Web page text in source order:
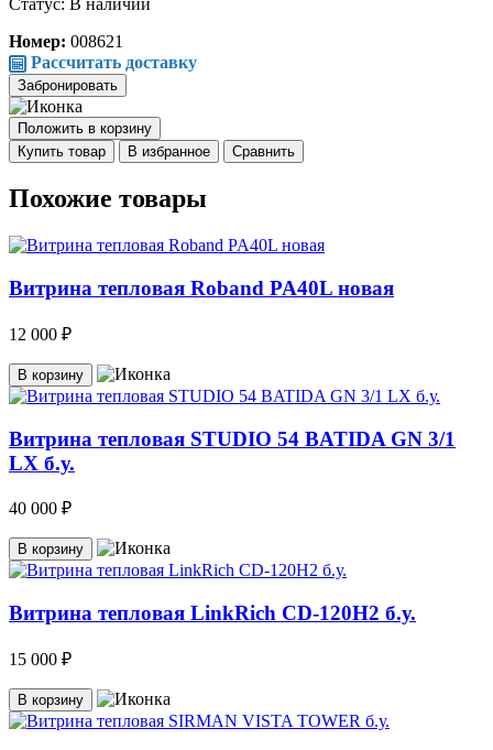
Статус: В наличии
Номер: 008621
Рассчитать доставку
Забронировать
Положить в корзину
Купить товар
В избранное Сравнить
Похожие товары
Витрина тепловая Roband PA40L новая
12 000 ₽
В корзину
Витрина тепловая STUDIO 54 BATIDA GN 3/1
LX б.у.
40 000 ₽
В корзину
Витрина тепловая LinkRich CD-120H2 б.у.
15 000 ₽
В корзину